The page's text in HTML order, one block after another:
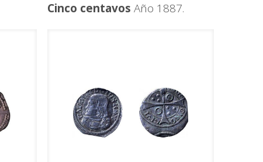
Cinco centavos Año 1887.